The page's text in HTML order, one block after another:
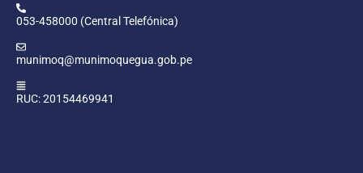
053-458000 (Central Telefónica)
munimoq@munimoquegua.gob.pe
RUC: 20154469941